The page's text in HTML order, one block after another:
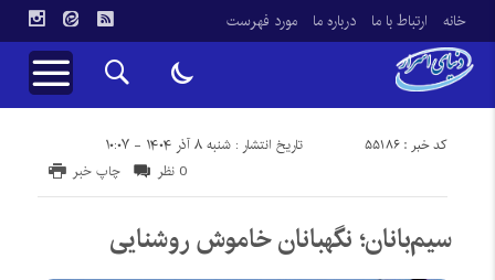
خانه ارتباط با ما درباره ما مورد فهرست
تاریخ انتشار : شنبه ۸ آذر ۱۴۰۴ - ۱۰:۰۷ کد خبر : 55186
چاپ خبر 0 نظر
سیم‌بانان؛ نگهبانان خاموش روشنایی